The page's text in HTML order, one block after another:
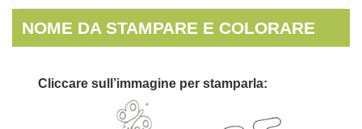
NOME DA STAMPARE E COLORARE
Cliccare sull’immagine per stamparla: